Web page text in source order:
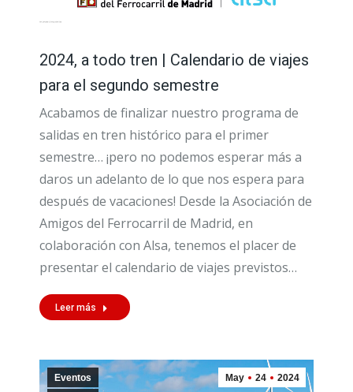
2024, a todo tren | Calendario de viajes
para el segundo semestre
Acabamos de finalizar nuestro programa de
salidas en tren histórico para el primer
semestre… ¡pero no podemos esperar más a
daros un adelanto de lo que nos espera para
después de vacaciones! Desde la Asociación de
Amigos del Ferrocarril de Madrid, en
colaboración con Alsa, tenemos el placer de
presentar el calendario de viajes previstos…
Leer más
May 24 2024
Eventos